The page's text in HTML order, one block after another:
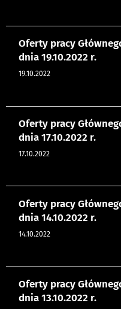
Oferty pracy
dnia 19.10.2022 r.
19.10.2022
Oferty pracy
dnia 17.10.2022 r.
17.10.2022
Oferty pracy
dnia 14.10.2022 r.
14.10.2022
Oferty pracy
dnia 13.10.2022 r.